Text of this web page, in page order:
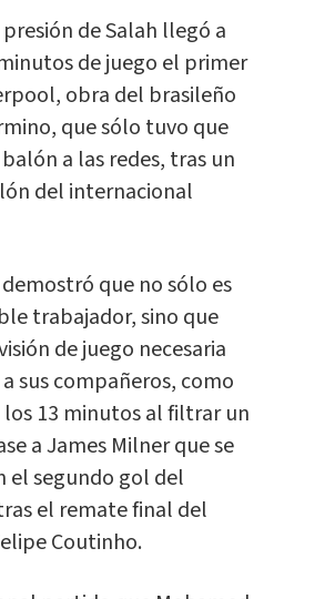
de Salah llegó a
de juego el primer
obra del brasileño
que sólo tuvo que
a las redes, tras un
del internacional
que no sólo es
trabajador, sino que
de juego necesaria
sus compañeros, como
los 13 minutos al filtrar un
a James Milner que se
el segundo gol del
el remate final del
Coutinho.